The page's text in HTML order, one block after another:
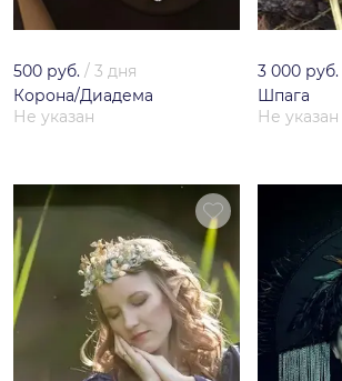
500 руб. / 3 дня
Корона/Диадема
Не указан
3 000 руб.
Шпага
Не указан